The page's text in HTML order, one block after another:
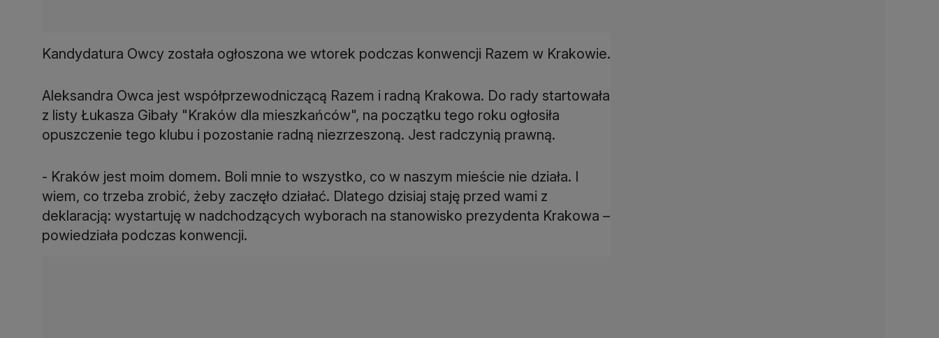
Kandydatura Owcy została ogłoszona we wtorek podczas konwencji Razem w Krakowie.
Aleksandra Owca jest współprzewodniczącą Razem i radną Krakowa. Do rady startowała
z listy Łukasza Gibały "Kraków dla mieszkańców", na początku tego roku ogłosiła
opuszczenie tego klubu i pozostanie radną niezrzeszoną. Jest radczynią prawną.
- Kraków jest moim domem. Boli mnie to wszystko, co w naszym mieście nie działa. I
wiem, co trzeba zrobić, żeby zaczęło działać. Dlatego dzisiaj staję przed wami z
deklaracją: wystartuję w nadchodzących wyborach na stanowisko prezydenta Krakowa –
powiedziała podczas konwencji.